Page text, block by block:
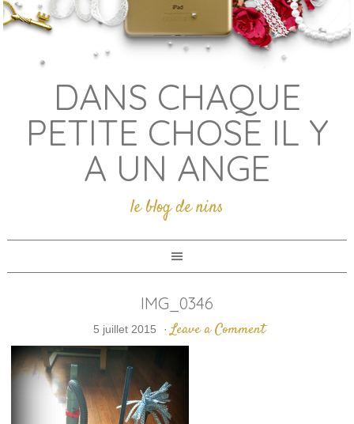
DANS CHAQUE
PETITE CHOSE IL Y
A UN ANGE
le blog de nins
IMG_0346
5 juillet 2015 · Leave a Comment